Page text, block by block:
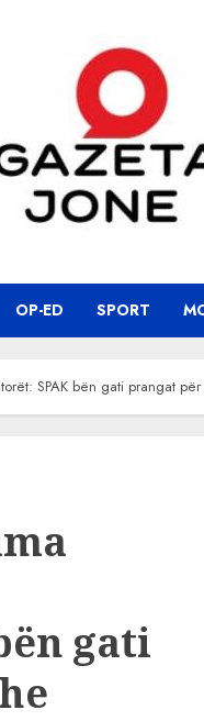
OP-ED SPORT
SPAK bën gati prangat
gati